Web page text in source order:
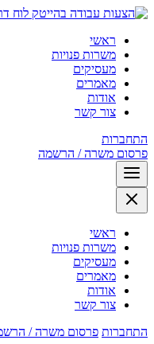
לוח
ראשי
משרות פנויות
מעסיקים
מאמרים
אודות
צור קשר
התחברות
פרסום משרה / הרשמה
ראשי
משרות פנויות
מעסיקים
מאמרים
אודות
צור קשר
התחברות פרסום משרה /